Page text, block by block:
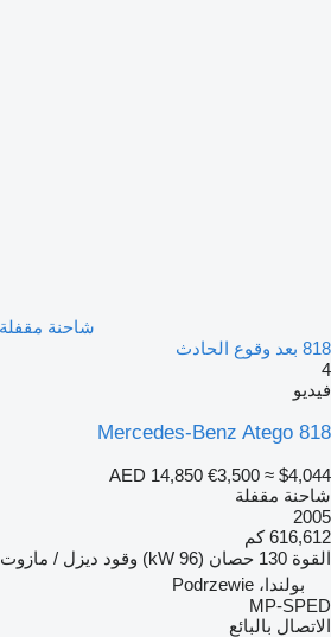
818 بعد وقوع الحادث
4
فيديو
Mercedes-Benz Atego 818
AED 14,850 €3,500 ≈ $4,044
شاحنة مقفلة
2005
616,612 كم
القوة 130 حصان (96 kW) وقود ديزل / مازوت
بولندا، Podrzewie
MP-SPED
الاتصال بالبائع